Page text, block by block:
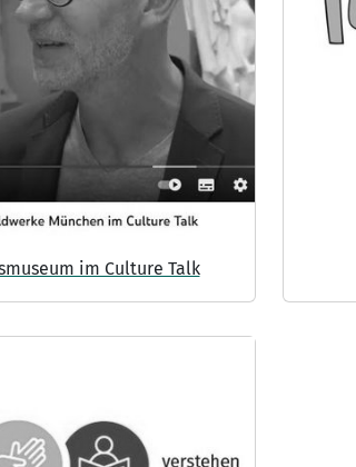
im Culture Talk